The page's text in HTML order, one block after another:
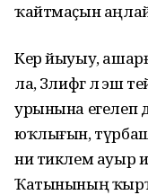
ҡайтмаҫын аңлай
Кер йыуыу,
ла, Зәлифәгә лә
урынына егелеп
юҡлығын, түрбаш
ни тиклем ауыр
Ҡатынының